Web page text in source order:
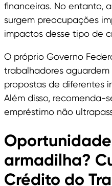
financeiras. No entanto,
surgem preocupações
impactos desse tipo de
O próprio Governo
trabalhadores
propostas de diferentes
Além disso, recomenda-
empréstimo não
armadilha?
Crédito do